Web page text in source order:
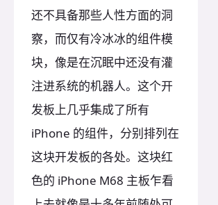
还不具备那些人性方面的洞
察，而仅有冷冰冰的组件模
块，像是在沉眠中还没有灌
注进系统的机器人。这个开
发板上几乎集成了所有
iPhone 的组件，分别排列在
这块开发板的各处。这块红
色的 iPhone M68 主板乍看